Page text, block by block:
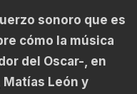
sonoro que es
cómo la música
del Oscar-, en
León y